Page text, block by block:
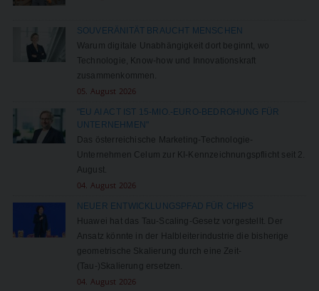
SOUVERÄNITÄT BRAUCHT MENSCHEN
Warum digitale Unabhängigkeit dort beginnt, wo
Technologie, Know-how und Innovationskraft
zusammenkommen.
05. August 2026
"EU AI ACT IST 15-MIO.-EURO-BEDROHUNG FÜR
UNTERNEHMEN"
Das österreichische Marketing-Technologie-
Unternehmen Celum zur KI-Kennzeichnungspflicht seit 2.
August.
04. August 2026
NEUER ENTWICKLUNGSPFAD FÜR CHIPS
Huawei hat das Tau-Scaling-Gesetz vorgestellt. Der
Ansatz könnte in der Halbleiterindustrie die bisherige
geometrische Skalierung durch eine Zeit-
(Tau-)Skalierung ersetzen.
04. August 2026